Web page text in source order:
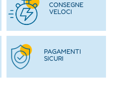
CONSEGNE
VELOCI
PAGAMENTI
SICURI